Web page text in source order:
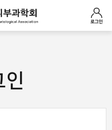
로그인
인